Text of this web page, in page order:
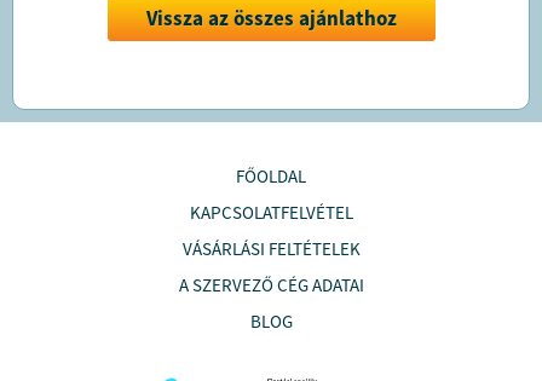
Vissza az összes ajánlathoz
FŐOLDAL
KAPCSOLATFELVÉTEL
VÁSÁRLÁSI FELTÉTELEK
A SZERVEZŐ CÉG ADATAI
BLOG